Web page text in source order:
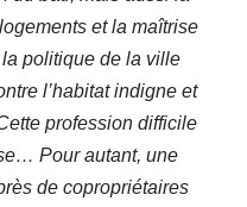
et la maîtrise
politique de la ville
l’habitat indigne et
profession difficile
Pour autant, une
de copropriétaires